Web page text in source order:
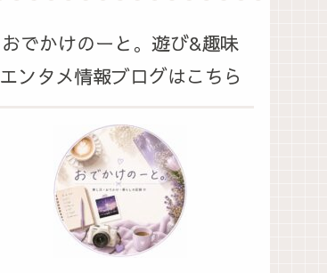
おでかけのーと。遊び&趣味
エンタメ情報ブログはこちら